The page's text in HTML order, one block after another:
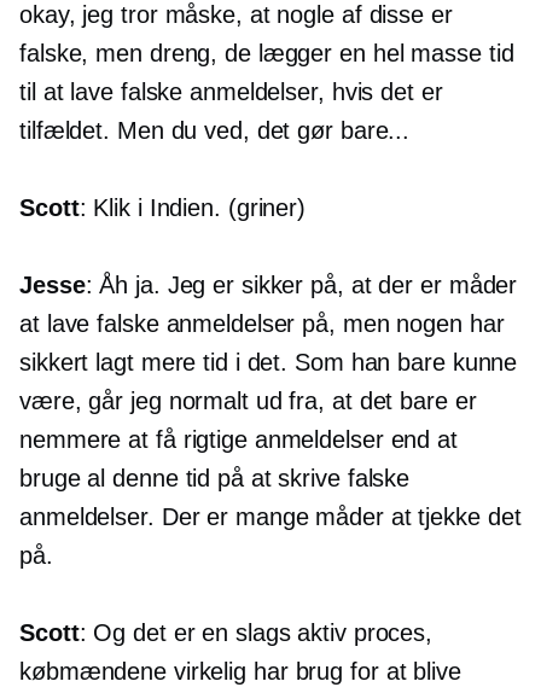
okay, jeg tror måske, at nogle af disse er
falske, men dreng, de lægger en hel masse tid
til at lave falske anmeldelser, hvis det er
tilfældet. Men du ved, det gør bare...
Scott: Klik i Indien. (griner)
Jesse: Åh ja. Jeg er sikker på, at der er måder
at lave falske anmeldelser på, men nogen har
sikkert lagt mere tid i det. Som han bare kunne
være, går jeg normalt ud fra, at det bare er
nemmere at få rigtige anmeldelser end at
bruge al denne tid på at skrive falske
anmeldelser. Der er mange måder at tjekke det
på.
Scott: Og det er en slags aktiv proces,
købmændene virkelig har brug for at blive